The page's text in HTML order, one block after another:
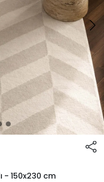
- 150x230 cm